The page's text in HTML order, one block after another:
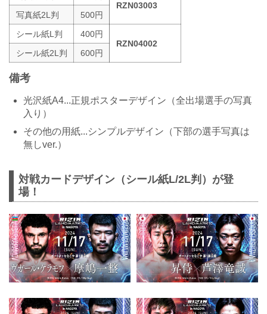
RZN03003
写真紙2L判
500円
シール紙L判
400円
RZN04002
シール紙2L判
600円
備考
光沢紙A4...正規ポスターデザイン（全出場選手の写真
入り）
その他の用紙...シンプルデザイン（下部の選手写真は
無しver.）
対戦カードデザイン（シール紙L/2L判）が登
場！